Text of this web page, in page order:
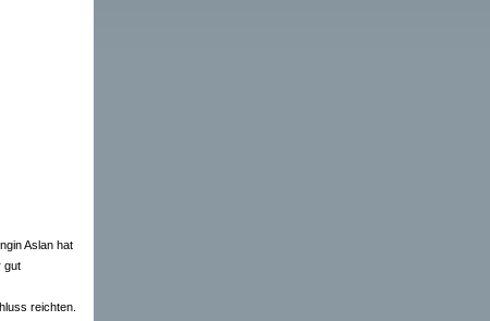
Aslan hat
gut
reichten.